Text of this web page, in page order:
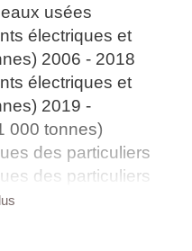
usées
électriques et
2006 - 2018
électriques et
2019 -
000 tonnes)
des particuliers
des particuliers